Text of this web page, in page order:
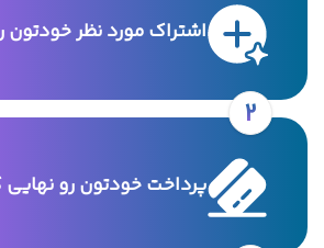
اشتراک مورد نظر خودتون
2
پرداخت خودتون رو نهایی